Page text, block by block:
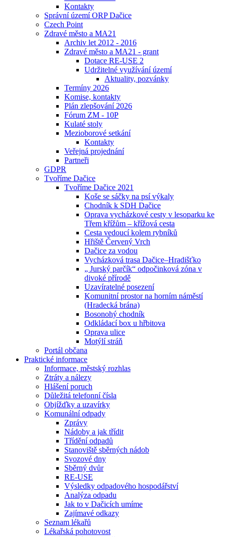
Kontakty
Správní území ORP Dačice
Czech Point
Zdravé město a MA21
Archiv let 2012 - 2016
Zdravé město a MA21 - grant
Dotace RE-USE 2
Udržitelné využívání území
Aktuality, pozvánky
Termíny 2026
Komise, kontakty
Plán zlepšování 2026
Fórum ZM - 10P
Kulaté stoly
Mezioborové setkání
Kontakty
Veřejná projednání
Partneři
GDPR
Tvoříme Dačice
Tvoříme Dačice 2021
Koše se sáčky na psí výkaly
Chodník k SDH Dačice
Oprava vycházkové cesty v lesoparku ke
Třem křížům – křížová cesta
Cesta vedoucí kolem rybníků
Hřiště Červený Vrch
Dačice za vodou
Vycházková trasa Dačice–Hradišťko
„ Jurský parčík“ odpočinková zóna v
divoké přírodě
Uzavíratelné posezení
Komunitní prostor na horním náměstí
(Hradecká brána)
Bosonohý chodník
Odkládací box u hřbitova
Oprava ulice
Motýlí stráň
Portál občana
Praktické informace
Informace, městský rozhlas
Ztráty a nálezy
Hlášení poruch
Důležitá telefonní čísla
Objížďky a uzavírky
Komunální odpady
Zprávy
Nádoby a jak třídit
Třídění odpadů
Stanoviště sběrných nádob
Svozové dny
Sběrný dvůr
RE-USE
Výsledky odpadového hospodářství
Analýza odpadu
Jak to v Dačicích umíme
Zajímavé odkazy
Seznam lékařů
Lékařská pohotovost